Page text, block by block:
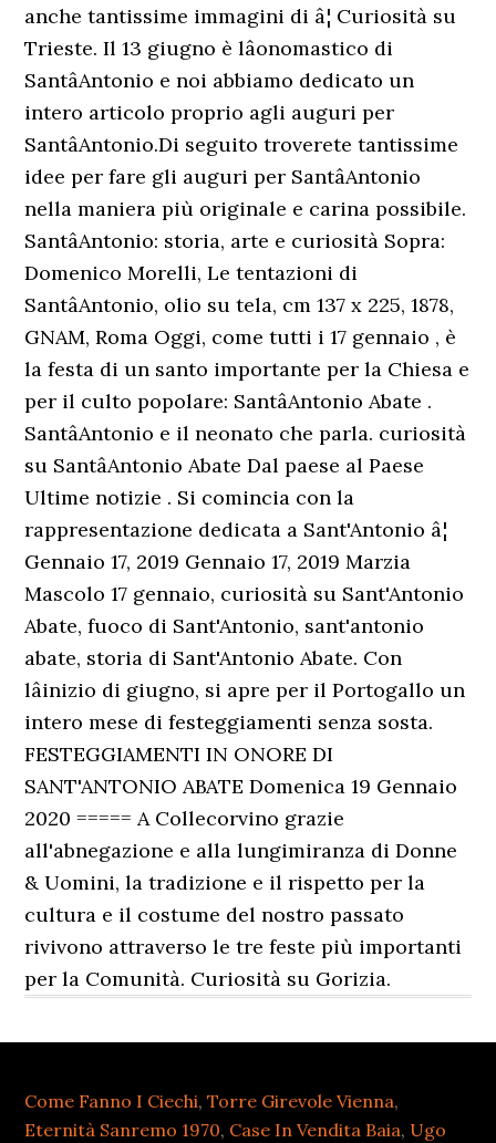
anche tantissime immagini di â¦ Curiosità su
Trieste. Il 13 giugno è lâonomastico di
SantâAntonio e noi abbiamo dedicato un
intero articolo proprio agli auguri per
SantâAntonio.Di seguito troverete tantissime
idee per fare gli auguri per SantâAntonio
nella maniera più originale e carina possibile.
SantâAntonio: storia, arte e curiosità Sopra:
Domenico Morelli, Le tentazioni di
SantâAntonio, olio su tela, cm 137 x 225, 1878,
GNAM, Roma Oggi, come tutti i 17 gennaio , è
la festa di un santo importante per la Chiesa e
per il culto popolare: SantâAntonio Abate .
SantâAntonio e il neonato che parla. curiosità
su SantâAntonio Abate Dal paese al Paese
Ultime notizie . Si comincia con la
rappresentazione dedicata a Sant'Antonio â¦
Gennaio 17, 2019 Gennaio 17, 2019 Marzia
Mascolo 17 gennaio, curiosità su Sant'Antonio
Abate, fuoco di Sant'Antonio, sant'antonio
abate, storia di Sant'Antonio Abate. Con
lâinizio di giugno, si apre per il Portogallo un
intero mese di festeggiamenti senza sosta.
FESTEGGIAMENTI IN ONORE DI
SANT'ANTONIO ABATE Domenica 19 Gennaio
2020 ===== A Collecorvino grazie
all'abnegazione e alla lungimiranza di Donne
& Uomini, la tradizione e il rispetto per la
cultura e il costume del nostro passato
rivivono attraverso le tre feste più importanti
per la Comunità. Curiosità su Gorizia.
Come Fanno I Ciechi,Torre Girevole Vienna,
Eternità Sanremo 1970, Case In Vendita Baia, Ugo